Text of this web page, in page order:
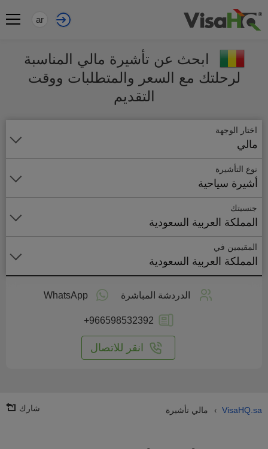
ar
ابحث عن تأشيرة مالي المناسبة
لرحلتك مع السعر والمتطلبات ووقت
التقديم
اختار الوجهة
مالي
نوع التأشيرة
أشيرة سياحية
جنسيتك
المملكة العربية السعودية
المقيمين في
المملكة العربية السعودية
الدردشة المباشرة WhatsApp
+966598532392
انقر للاتصال
VisaHQ.sa
› مالي تأشيرة شارك